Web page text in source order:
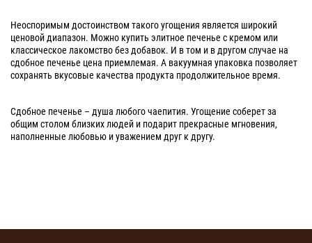
Неоспоримым достоинством такого угощения является широкий
ценовой диапазон. Можно купить элитное печенье с кремом или
классическое лакомство без добавок. И в том и в другом случае на
сдобное печенье цена приемлемая. А вакуумная упаковка позволяет
сохранять вкусовые качества продукта продолжительное время.
Сдобное печенье – душа любого чаепития. Угощение соберет за
общим столом близких людей и подарит прекрасные мгновения,
наполненные любовью и уважением друг к другу.